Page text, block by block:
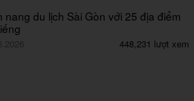
nang du lịch Sài Gòn với 25 địa điểm
448,231 lượt xem